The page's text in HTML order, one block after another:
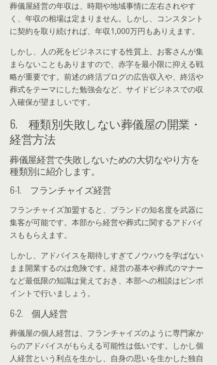
葬儀屋経営の年収は、時期や地域事情に左右されやす
く、年収の相場は定まりません。しかし、コンスタント
に契約を取り続ければ、年収1,000万円もありえます。
しかし、人の死をビジネスにする性質上、お客さんが集
まらないこともありますので、赤字を最小限に抑える戦
略が重要です。前述の終活ブログの広告収入や、終活や
葬式をテーマにした勉強会など、サイドビジネスでの収
入確保が望ましいです。
6. 種類別失敗しない葬儀屋の開業・
経営方法
葬儀屋経営で失敗しないための大切なやり方を
種類別に紹介します。
6-1. フランチャイズ経営
フランチャイズ加盟すると、ブランドの知名度を武器に
集客が可能です。本部から経営や葬式に関するアドバイ
スももらえます。
しかし、アドバイスを期待しすぎてノウハウを学ばない
まま開業するのは危険です。経営の基本や葬式のマナー
など最低限の知識は覚えておき、本部への相談はピンポ
イントで行いましょう。
6-2. 個人経営
葬儀屋の個人経営は、フランチャイズのように専門家か
らのアドバイスがもらえる可能性は低いです。しかし個
人経営という利点を生かし、自身の思いを生かした独自